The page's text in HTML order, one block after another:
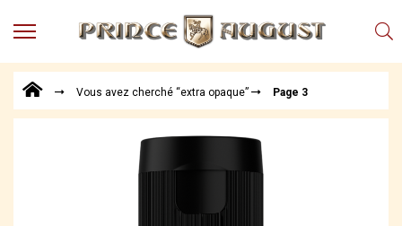
MENU
Points
de
Vous avez cherché “extra opaque” Page 3